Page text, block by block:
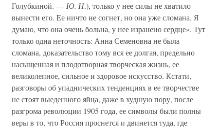
Голубкиной. — Ю. Н.), только у нее силы не хватило
вынести его. Ее ничто не согнет, но она уже сломана. Я
думаю, что она очень больна, у нее изранено сердце». Тут
только одна неточность: Анна Семеновна не была
сломана, доказательство тому вся ее долгая, предельно
насыщенная и плодотворная творческая жизнь, ее
великолепное, сильное и здоровое искусство. Кстати,
разговоры об упаднических тенденциях в ее творчестве
не стоят выеденного яйца, даже в худшую пору, после
разгрома революции 1905 года, ее символы были полны
веры в то, что Россия проснется и двинется туда, где